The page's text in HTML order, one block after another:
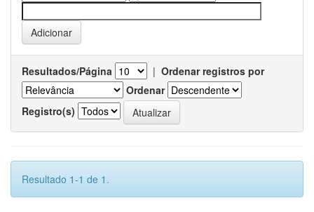
Resultados/Página | Ordenar registros por
Ordenar
Registro(s)
Resultado 1-1 de 1.